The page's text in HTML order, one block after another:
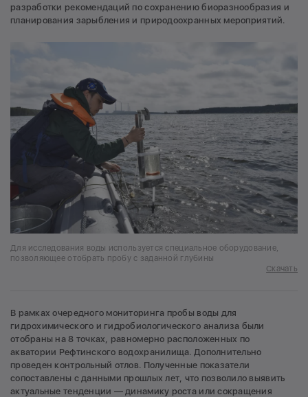
разработки рекомендаций по сохранению биоразнообразия и
планирования зарыбления и природоохранных мероприятий.
Для исследования воды используется специальное оборудование,
позволяющее отобрать пробу с заданной глубины
Скачать
В рамках очередного мониторинга пробы воды для
гидрохимического и гидробиологического анализа были
отобраны на 8 точках, равномерно расположенных по
акватории Рефтинского водохранилища. Дополнительно
проведен контрольный отлов. Полученные показатели
сопоставлены с данными прошлых лет, что позволило выявить
актуальные тенденции — динамику роста или сокращения